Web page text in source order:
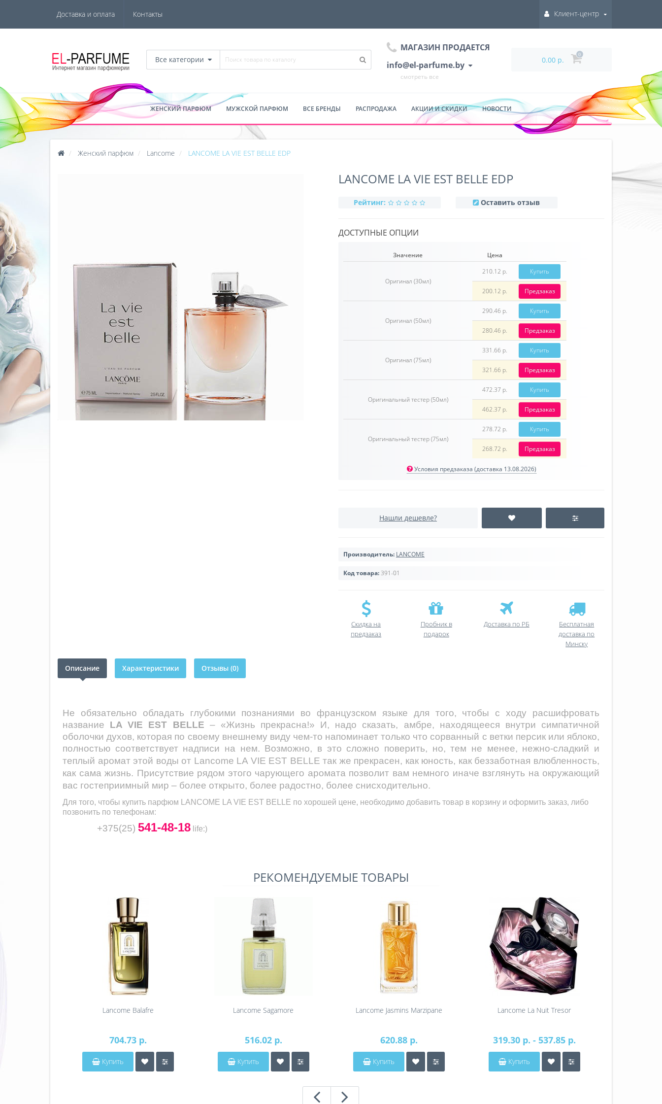
Доставка и оплата Контакты Клиент-центр
Все категории
МАГАЗИН ПРОДАЕТСЯ
info@el-parfume.by
смотреть все
0.00 р.
0
ЖЕНСКИЙ ПАРФЮМ МУЖСКОЙ ПАРФЮМ ВСЕ БРЕНДЫ РАСПРОДАЖА АКЦИИ И СКИДКИ НОВОСТИ
Женский парфюм Lancome LANCOME LA VIE EST BELLE EDP
LANCOME LA VIE EST BELLE EDP
Рейтинг: Оставить отзыв
ДОСТУПНЫЕ ОПЦИИ
Значение Цена
Оригинал (30мл)
210.12 р. Купить
200.12 р. Предзаказ
Оригинал (50мл)
290.46 р. Купить
280.46 р. Предзаказ
Оригинал (75мл)
331.66 р. Купить
321.66 р. Предзаказ
Оригинальный тестер (50мл)
472.37 р. Купить
462.37 р. Предзаказ
Оригинальный тестер (75мл)
278.72 р. Купить
268.72 р. Предзаказ
Условия предзаказа (доставка 13.08.2026)
Нашли дешевле?
Производитель: LANCOME
Код товара:391-01
Скидка на
предзаказ
Пробник в
подарок
Доставка по РБ
Бесплатная
доставка по
Минску
Описание Характеристики Отзывы (0)
Не обязательно обладать глубокими познаниями во французском языке для того, чтобы с ходу расшифровать
название LA VIE EST BELLE – «Жизнь прекрасна!» И, надо сказать, амбре, находящееся внутри симпатичной
оболочки духов, которая по своему внешнему виду чем-то напоминает только что сорванный с ветки персик или яблоко,
полностью соответствует надписи на нем. Возможно, в это сложно поверить, но, тем не менее, нежно-сладкий и
теплый аромат этой воды от Lancome LA VIE EST BELLE так же прекрасен, как юность, как беззаботная влюбленность,
как сама жизнь. Присутствие рядом этого чарующего аромата позволит вам немного иначе взглянуть на окружающий
вас гостеприимный мир – более открыто, более радостно, более снисходительно.
Для того, чтобы купить парфюм LANCOME LA VIE EST BELLE по хорошей цене, необходимо добавить товар в корзину и оформить заказ, либо
позвонить по телефонам:
+375(25) 541-48-18 life:)
РЕКОМЕНДУЕМЫЕ ТОВАРЫ
Lancome Balafre
704.73 р.
Купить
Lancome Sagamore
516.02 р.
Купить
Lancome Jasmins Marzipane
620.88 р.
Купить
Lancome La Nuit Tresor
319.30 р. - 537.85 р.
Купить